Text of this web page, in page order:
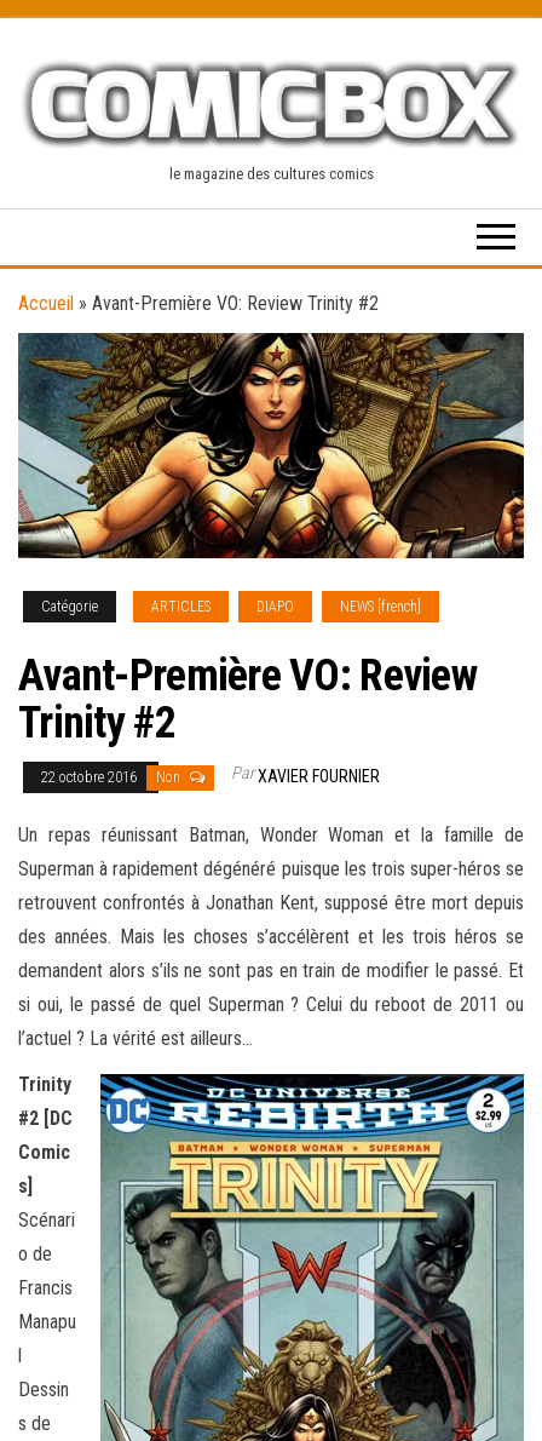
content
le magazine des cultures comics
Accueil » Avant-Première VO: Review Trinity #2
Catégorie ARTICLES DIAPO NEWS [french]
Avant-Première VO: Review
Trinity #2
22 octobre 2016 Non ParXAVIER FOURNIER
Un repas réunissant Batman, Wonder Woman et la famille de
Superman à rapidement dégénéré puisque les trois super-héros se
retrouvent confrontés à Jonathan Kent, supposé être mort depuis
des années. Mais les choses s’accélèrent et les trois héros se
demandent alors s’ils ne sont pas en train de modifier le passé. Et
si oui, le passé de quel Superman ? Celui du reboot de 2011 ou
l’actuel ? La vérité est ailleurs…
Trinity
#2 [DC
Comic
s]
Scénari
o de
Francis
Manapu
l
Dessin
s de